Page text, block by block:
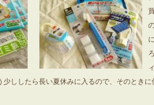
ししたら長い夏休みに入るので、そのときに